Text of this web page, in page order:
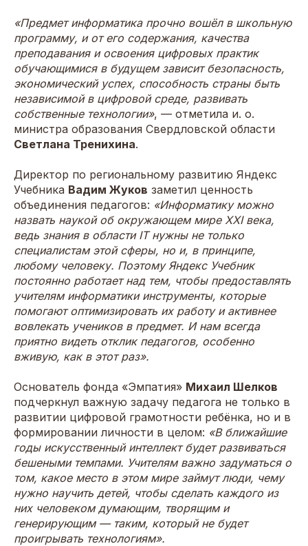
«Предмет информатика прочно вошёл в школьную
программу, и от его содержания, качества
преподавания и освоения цифровых практик
обучающимися в будущем зависит безопасность,
экономический успех, способность страны быть
независимой в цифровой среде, развивать
собственные технологии», — отметила и. о.
министра образования Свердловской области
Светлана Тренихина.
Директор по региональному развитию Яндекс
Учебника Вадим Жуков заметил ценность
объединения педагогов: «Информатику можно
назвать наукой об окружающем мире XXI века,
ведь знания в области IT нужны не только
специалистам этой сферы, но и, в принципе,
любому человеку. Поэтому Яндекс Учебник
постоянно работает над тем, чтобы предоставлять
учителям информатики инструменты, которые
помогают оптимизировать их работу и активнее
вовлекать учеников в предмет. И нам всегда
приятно видеть отклик педагогов, особенно
вживую, как в этот раз».
Основатель фонда «Эмпатия» Михаил Шелков
подчеркнул важную задачу педагога не только в
развитии цифровой грамотности ребёнка, но и в
формировании личности в целом: «В ближайшие
годы искусственный интеллект будет развиваться
бешеными темпами. Учителям важно задуматься о
том, какое место в этом мире займут люди, чему
нужно научить детей, чтобы сделать каждого из
них человеком думающим, творящим и
генерирующим — таким, который не будет
проигрывать технологиям».